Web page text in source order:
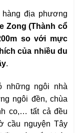
địa phương
Zong (Thành cổ
so với mực
của nhiều du
.
những ngôi nhà
ngôi đền, chùa
co,… tất cả đều
cầu nguyện Tây